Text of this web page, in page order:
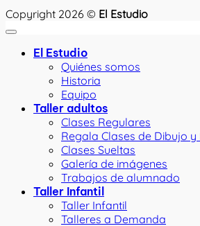
Copyright 2026 © El Estudio
El Estudio
Quiénes somos
Historia
Equipo
Taller adultos
Clases Regulares
Regala Clases de Dibujo y
Clases Sueltas
Galería de imágenes
Trabajos de alumnado
Taller Infantil
Taller Infantil
Talleres a Demanda